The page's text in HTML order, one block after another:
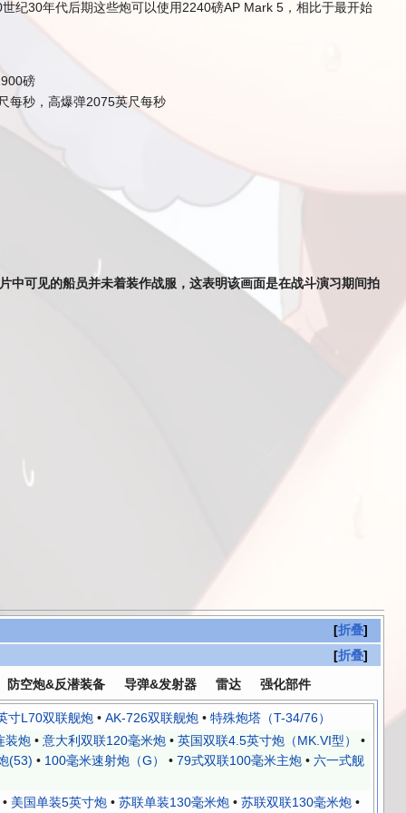
纪30年代后期这些炮可以使用2240磅AP Mark 5，相比于最开始
磅
每秒，高爆弹2075英尺每秒
可见的船员并未着装作战服，这表明该画面是在战斗演习期间拍
折叠
折叠
防空炮&反潜装备
导弹&发射器 雷达 强化部件
寸L70双联舰炮 • AK-726双联舰炮 • 特殊炮塔（T-34/76）
装炮 • 意大利双联120毫米炮 • 英国双联4.5英寸炮（MK.VI型）
•
(53) • 100毫米速射炮（G） • 79式双联100毫米主炮 • 六一式舰
• 美国单装5英寸炮 • 苏联单装130毫米炮 • 苏联双联130毫米炮 •